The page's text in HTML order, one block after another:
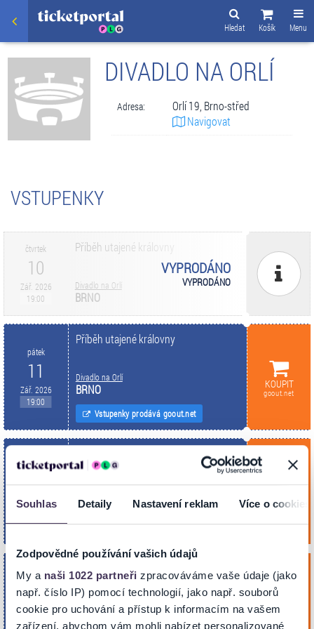
Souhlas Detaily Nastavení reklam Více o cookies
Zodpovědné používání vašich údajů
My a naši 1022 partneři zpracováváme vaše údaje (jako
např. číslo IP) pomocí technologií, jako např. souborů
cookie pro uchování a přístup k informacím na vašem
zařízení, abychom vám mohli nabízet personalizované
Menu
Košík
Hledat
DIVADLO NA ORLÍ
Adresa:
Orlí 19, Brno-střed
Navigovat
VSTUPENKY
čtvrtek
10
Zář. 2026
19:00
VYPRODÁNO
VYPRODÁNO
Příběh utajené královny
Divadlo na Orlí
BRNO
pátek
11
Zář. 2026
19:00
Příběh utajené královny
Divadlo na Orlí
BRNO
Vstupenky prodává goout.net
KOUPIT
goout.net
středa
30
Zář. 2026
BRNO
Vstupenky prodává goout.net
KOUPIT
goout.net
čtvrtek
1
Příběh utajené královny
Divadlo na Orlí KOUPIT
goout.net